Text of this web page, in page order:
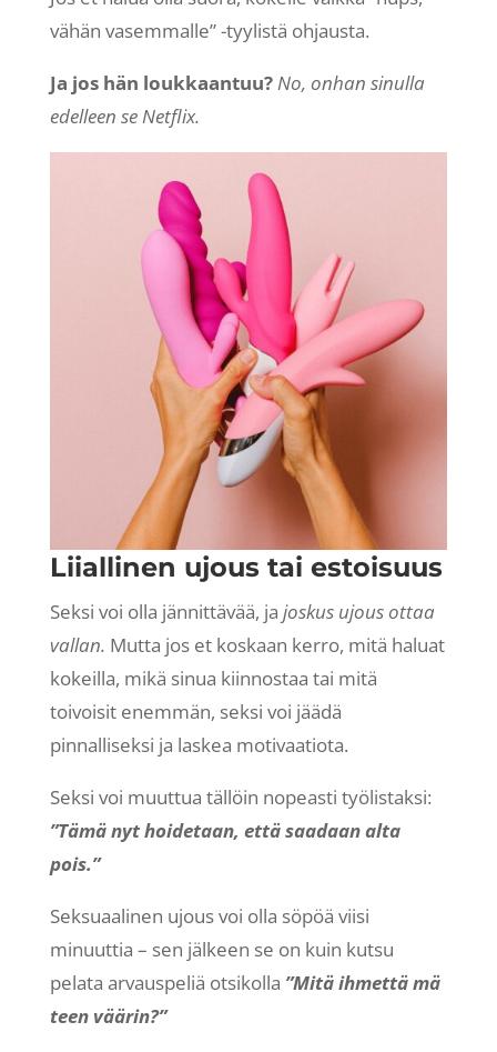
vähän vasemmalle” -tyylistä ohjausta.
Ja jos hän loukkaantuu?No, onhan sinulla
edelleen se Netflix.
Liiallinen ujous tai estoisuus
Seksi voi olla jännittävää, ja joskus ujous ottaa
vallan. Mutta jos et koskaan kerro, mitä haluat
kokeilla, mikä sinua kiinnostaa tai mitä
toivoisit enemmän, seksi voi jäädä
pinnalliseksi ja laskea motivaatiota.
Seksi voi muuttua tällöin nopeasti työlistaksi:
”Tämä nyt hoidetaan, että saadaan alta
pois.”
Seksuaalinen ujous voi olla söpöä viisi
minuuttia – sen jälkeen se on kuin kutsu
pelata arvauspeliä otsikolla ”Mitä ihmettä mä
teen väärin?”